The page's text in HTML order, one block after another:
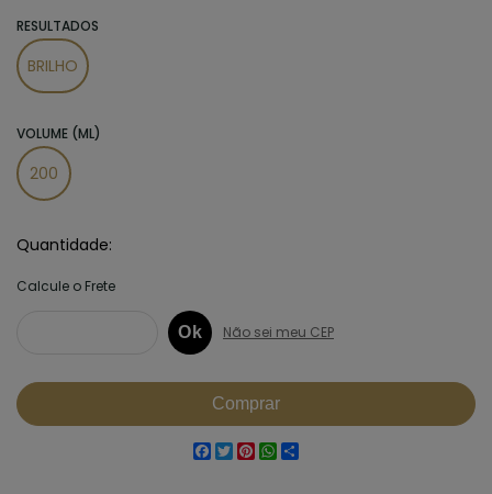
RESULTADOS
BRILHO
VOLUME (ML)
200
Quantidade
Facebook
Twitter
Pinterest
WhatsApp